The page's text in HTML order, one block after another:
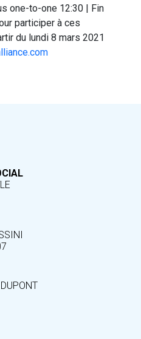
one-to-one 12:30 | Fin
participer à ces
du lundi 8 mars 2021